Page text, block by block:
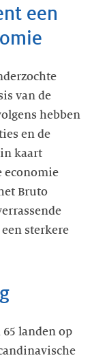
een
van de
hebben
en de
kaart
economie
Bruto
sterkere
landen op